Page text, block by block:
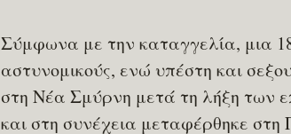
Σύμφωνα με την καταγγελία, μια
αστυνομικούς, ενώ υπέστη και
στη Νέα Σμύρνη μετά τη λήξη των
και στη συνέχεια μεταφέρθηκε